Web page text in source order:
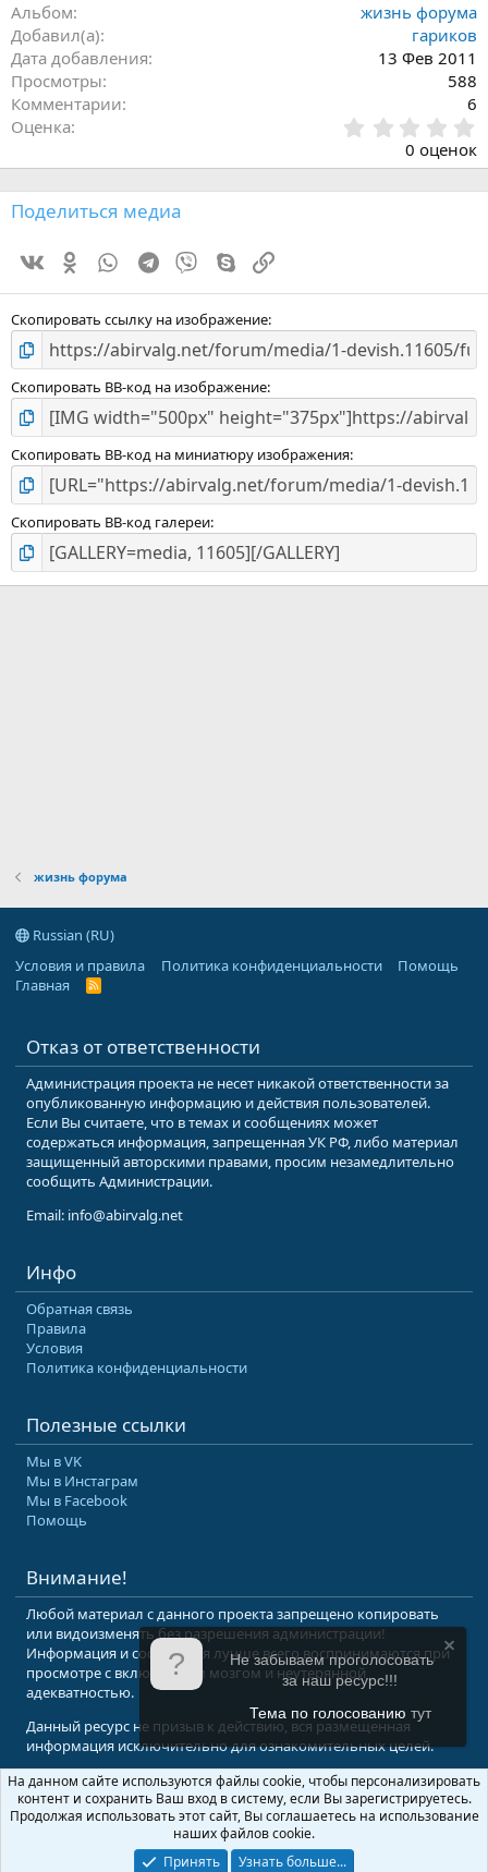
Альбом
жизнь форума
Добавил(а)
гариков
Дата добавления
13 Фев 2011
Просмотры
588
Комментарии
6
Оценка
.
0
0
0 оценок
Поделиться медиа
Ok WhatsAppTelegram
Viber SkypeСсылка
Скопировать ссылку на изображение
Скопировать BB-код на изображение
Скопировать BB-код на миниатюру изображения
Скопировать BB-код галереи
жизнь форума
Russian (RU)
Условия и правила
Политика конфиденциальности
Помощь
Главная
R
Отказ от ответственности
Администрация проекта не несет никакой ответственности за
опубликованную информацию и действия пользователей.
Если Вы считаете, что в темах и сообщениях может
содержаться информация, запрещенная УК РФ, либо материал
защищенный авторскими правами, просим незамедлительно
сообщить Администрации.
Email: info@abirvalg.net
Инфо
Обратная связь
Правила
Условия
Политика конфиденциальности
Полезные ссылки
Мы в VK
Мы в Инстаграм
Мы в Facebook
Помощь
Внимание!
Любой материал с данного проекта запрещено копировать
или видоизменять без разрешения администрации!
Информация и сообщения лучше всего воспринимаются при
просмотре с включенным мозгом и неутерянной
адекватностью.
Данный ресурс не призыв к действию, вся размещенная
информация исключительно для ознакомительных целей.
© 2008-2026 Форум Абырвалг.нет - подводная охота, дайвинг, туризм
Перевод: XenForo.Info
Не забываем проголосовать
за наш ресурс!!!
Тема по голосованию тут
На данном сайте используются файлы cookie, чтобы персонализировать
контент и сохранить Ваш вход в систему, если Вы зарегистрируетесь.
Продолжая использовать этот сайт, Вы соглашаетесь на использование
наших файлов cookie.
Принять
Узнать больше...